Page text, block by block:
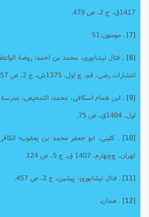
1417ق، ج 2، ص 479.
. مومنون:51
. فتال نیشابورى، محمد بن احمد؛ روضة
انتشارات رضى، قم، چ اول، 1375ش، ج 2، ص 457.
. ابن همام اسکافى، محمد؛ التمحیص، مدرسة
اول، 1404ق، ص 75.
. کلینى، ابو جعفر محمد بن یعقوب؛ الکافی،
تهران، چ‌چهارم، 1407 ق، ج 5، ص 124.
. فتال‌ نیشابوری، پیشین، ج 2، ص 457.
. همان.